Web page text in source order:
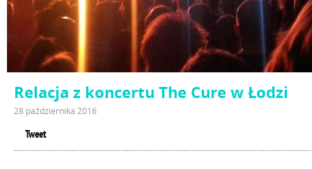
Relacja z koncertu The Cure w Łodzi
28 października 2016
Tweet